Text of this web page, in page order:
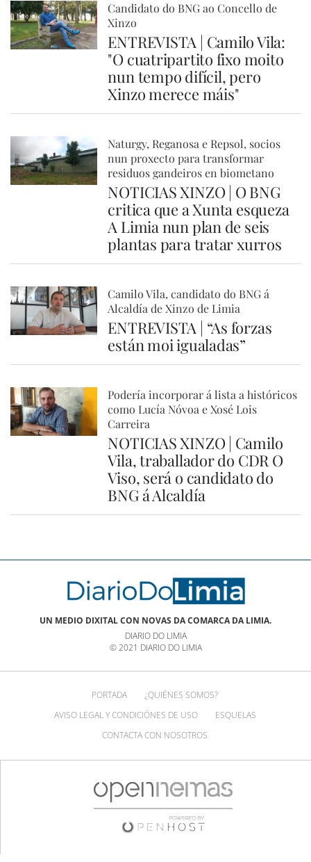
Candidato do BNG ao Concello de
Xinzo
ENTREVISTA | Camilo Vila:
"O cuatripartito fixo moito
nun tempo difícil, pero
Xinzo merece máis"
Naturgy, Reganosa e Repsol, socios
nun proxecto para transformar
residuos gandeiros en biometano
NOTICIAS XINZO | O BNG
critica que a Xunta esqueza
A Limia nun plan de seis
plantas para tratar xurros
Camilo Vila, candidato do BNG á
Alcaldía de Xinzo de Limia
ENTREVISTA | “As forzas
están moi igualadas”
Podería incorporar á lista a históricos
como Lucía Nóvoa e Xosé Lois
Carreira
NOTICIAS XINZO | Camilo
Vila, traballador do CDR O
Viso, será o candidato do
BNG á Alcaldía
UN MEDIO DIXITAL CON NOVAS DA COMARCA DA LIMIA.
DIARIO DO LIMIA
© 2021 DIARIO DO LIMIA
PORTADA
¿QUIÉNES SOMOS?
AVISO LEGAL Y CONDICIÓNES DE USO
ESQUELAS
CONTACTA CON NOSOTROS